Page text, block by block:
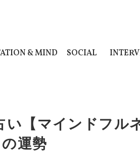
& MIND SOCIAL
い【マインドフル
運勢